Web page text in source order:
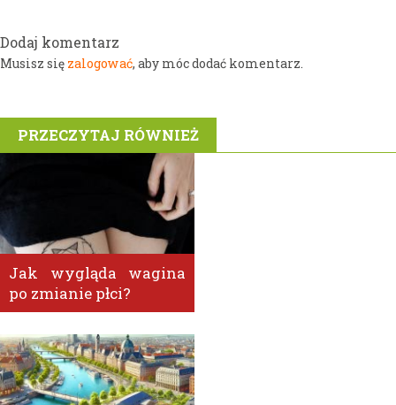
Dodaj komentarz
Musisz się zalogować, aby móc dodać komentarz.
PRZECZYTAJ RÓWNIEŻ
Jak wygląda wagina
po zmianie płci?